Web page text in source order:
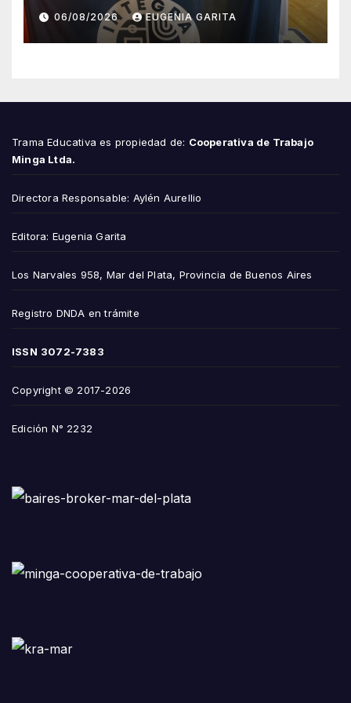
esfuerzo familiar y la jugada
que valió un Mundial
06/08/2026 EUGENIA GARITA
Trama Educativa es propiedad de: Cooperativa de Trabajo
Minga Ltda.
Directora Responsable: Aylén Aurellio
Editora: Eugenia Garita
Los Narvales 958, Mar del Plata, Provincia de Buenos Aires
Registro DNDA en trámite
ISSN 3072-7383
Copyright © 2017-2026
Edición N° 2232